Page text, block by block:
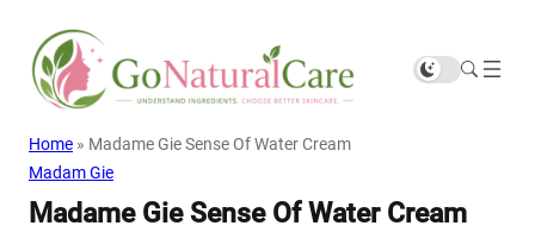
Home » Madame Gie Sense Of Water Cream
Madam Gie
Madame Gie Sense Of Water Cream